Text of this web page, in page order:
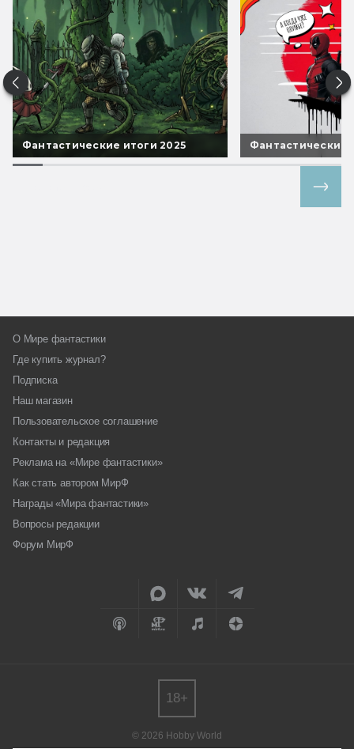
Фантастические итоги 2025 Фантастические
О Мире фантастики
Где купить журнал?
Подписка
Наш магазин
Пользовательское соглашение
Контакты и редакция
Реклама на «Мире фантастики»
Как стать автором МирФ
Награды «Мира фантастики»
Вопросы редакции
Форум МирФ
© 2026 Hobby World
18+